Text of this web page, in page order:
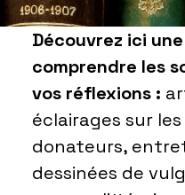
Découvrez ici
comprendre les
vos réflexions :
éclairages sur
donateurs,
dessinées de